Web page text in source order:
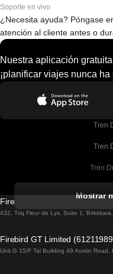
Soporte en vivo
¿Necesita ayuda? Póngase
atención al cliente antes o
Nuestra aplicación
¡planificar viajes nunca
Tren
Tren
Tren
Tren
Tren
Mostrar
Firebird GT Limited (OC 1451)
432, Triq Fleur de Lys, Suite 1,
Firebird GT Limited
Unit G 15/F Tal Building 49 Austin Road,